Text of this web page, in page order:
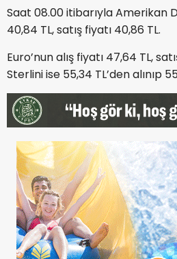
Saat 08.00 itibarıyla Amerikan
40,84 TL, satış fiyatı 40,86 TL.
Euro’nun alış fiyatı 47,64 TL,
Sterlini ise 55,34 TL’den alınıp